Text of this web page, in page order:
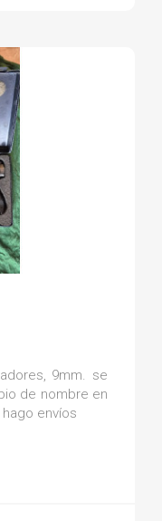
9mm. se
de nombre en
envíos